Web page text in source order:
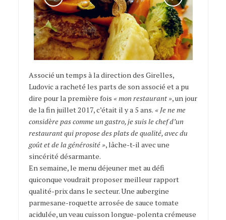
Associé un temps à la direction des Girelles,
Ludovic a racheté les parts de son associé et a pu
dire pour la première fois « mon restaurant », un jour
de la fin juillet 2017, c’était il y a 5 ans. « Je ne me
considère pas comme un gastro, je suis le chef d’un
restaurant qui propose des plats de qualité, avec du
goût et de la générosité », lâche-t-il avec une
sincérité désarmante.
En semaine, le menu déjeuner met au défi
quiconque voudrait proposer meilleur rapport
qualité-prix dans le secteur. Une aubergine
parmesane-roquette arrosée de sauce tomate
acidulée, un veau cuisson longue-polenta crémeuse